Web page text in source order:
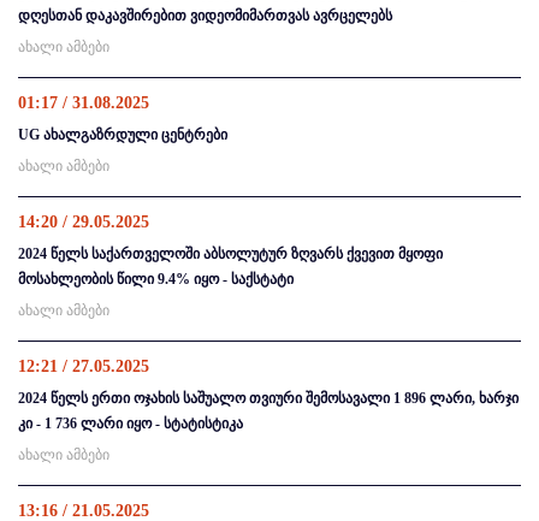
დღესთან დაკავშირებით ვიდეომიმართვას ავრცელებს
ახალი ამბები
01:17 / 31.08.2025
UG ახალგაზრდული ცენტრები
ახალი ამბები
14:20 / 29.05.2025
2024 წელს საქართველოში აბსოლუტურ ზღვარს ქვევით მყოფი
მოსახლეობის წილი 9.4% იყო - საქსტატი
ახალი ამბები
12:21 / 27.05.2025
2024 წელს ერთი ოჯახის საშუალო თვიური შემოსავალი 1 896 ლარი, ხარჯი
კი - 1 736 ლარი იყო - სტატისტიკა
ახალი ამბები
13:16 / 21.05.2025